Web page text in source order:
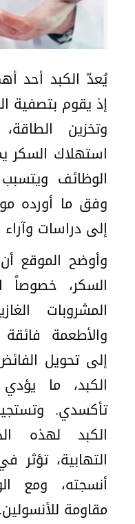
يُعدّ الكبد أحد
إذ يقوم بتصفية
وتخزين
استهلاك السكر
الوظائف
وفق ما أورده
إلى دراسات وآراء
وأوضح الموقع
السكر، خصوصاً
المشروبات
والأطعمة
إلى تحويل
الكبد، ما
تأكسدي.
الكبد لهذه
التهابية،
أنسجته، ومع
مقاومة للأنسولين.